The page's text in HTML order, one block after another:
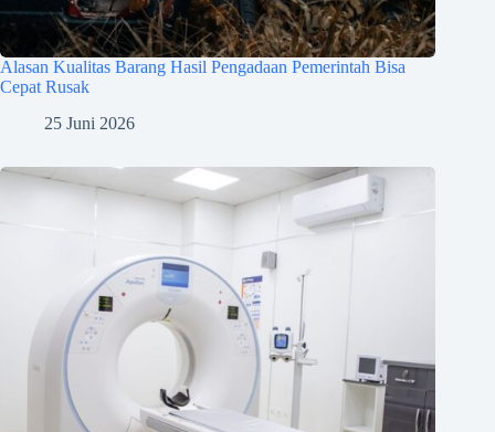
Alasan Kualitas Barang Hasil Pengadaan Pemerintah Bisa
Cepat Rusak
25 Juni 2026